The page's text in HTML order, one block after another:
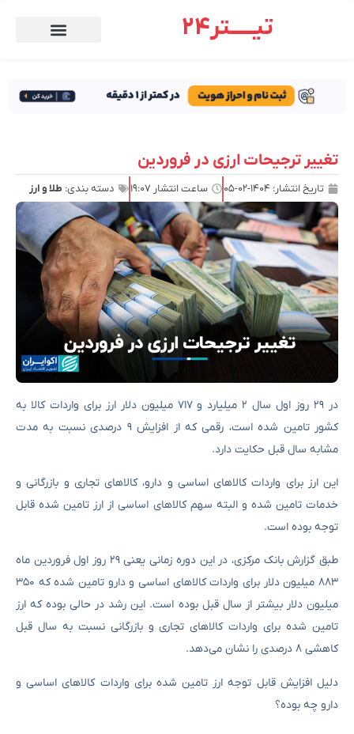
تیـــــتر24
تغییر ترجیحات ارزی در فروردین
تاریخ انتشار: ۱۴۰۴-۰۲-۰۵ ساعت انتشار ۱۹:۰۷ دسته بندی: طلا و ارز
در ۲۹ روز اول سال ۲ میلیارد و ۷۱۷ میلیون دلار ارز برای واردات کالا به
کشور تامین شده است، رقمی که از افزایش ۹ درصدی نسبت به مدت
مشابه سال قبل حکایت دارد.
این ارز برای واردات کالاهای اساسی و دارو، کالاهای تجاری و بازرگانی و
خدمات تامین شده و البته سهم کالاهای اساسی از ارز تامین شده قابل
توجه بوده است.
طبق گزارش بانک مرکزی، در این دوره زمانی یعنی ۲۹ روز اول فروردین ماه
۸۸۳ میلیون دلار برای واردات کالاهای اساسی و دارو تامین شده که ۳۵۰
میلیون دلار بیشتر از سال قبل بوده است. این رشد در حالی بوده که ارز
تامین شده برای واردات کالاهای تجاری و بازرگانی نسبت به سال قبل
کاهشی ۸ درصدی را نشان می‌دهد.
دلیل افزایش قابل توجه ارز تامین شده برای واردات کالاهای اساسی و
دارو چه بوده؟